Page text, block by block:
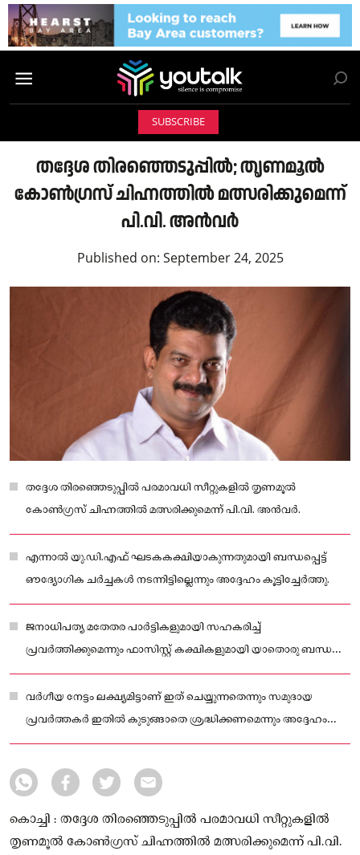
SUBSCRIBE
തദ്ദേശ തിരഞ്ഞെടുപ്പിൽ; തൃണമൂൽ
കോൺഗ്രസ് ചിഹ്നത്തിൽ മത്സരിക്കുമെന്ന്
പി.വി. അൻവർ
Published on: September 24, 2025
തദ്ദേശ തിരഞ്ഞെടുപ്പിൽ പരമാവധി സീറ്റുകളിൽ തൃണമൂൽ
കോൺഗ്രസ് ചിഹ്നത്തിൽ മത്സരിക്കുമെന്ന് പി.വി. അൻവർ.
എന്നാൽ യു.ഡി.എഫ് ഘടകകക്ഷിയാകുന്നതുമായി ബന്ധപ്പെട്ട്
ഔദ്യോഗിക ചർച്ചകൾ നടന്നിട്ടില്ലെന്നും അദ്ദേഹം കൂട്ടിച്ചേർത്തു.
ജനാധിപത്യ മതേതര പാർട്ടികളുമായി സഹകരിച്ച്
പ്രവർത്തിക്കുമെന്നും ഫാസിസ്റ്റ് കക്ഷികളുമായി യാതൊരു ബന്ധവും
ഉണ്ടാകില്ലെന്നും അദ്ദേഹം വ്യക്തമാക്കി.
വർഗീയ നേട്ടം ലക്ഷ്യമിട്ടാണ് ഇത് ചെയ്യുന്നതെന്നും സമുദായ
പ്രവർത്തകർ ഇതിൽ കുടുങ്ങാതെ ശ്രദ്ധിക്കണമെന്നും അദ്ദേഹം
പറഞ്ഞു.
കൊച്ചി : തദ്ദേശ തിരഞ്ഞെടുപ്പിൽ പരമാവധി സീറ്റുകളിൽ
തൃണമൂൽ കോൺഗ്രസ് ചിഹ്നത്തിൽ മത്സരിക്കുമെന്ന് പി.വി.